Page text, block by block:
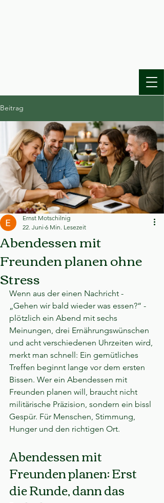
Beitrag
Abendessen mit
Freunden planen ohne
Stress
Ernst Motschilnig
22. Juni 6 Min. Lesezeit
Wenn aus der einen Nachricht -
„Gehen wir bald wieder was essen?“ -
plötzlich ein Abend mit sechs
Meinungen, drei Ernährungswünschen
und acht verschiedenen Uhrzeiten wird,
merkt man schnell: Ein gemütliches
Treffen beginnt lange vor dem ersten
Bissen. Wer ein Abendessen mit
Freunden planen will, braucht nicht
militärische Präzision, sondern ein bissl
Gespür. Für Menschen, Stimmung,
Hunger und den richtigen Ort.
Abendessen mit
Freunden planen: Erst
die Runde, dann das